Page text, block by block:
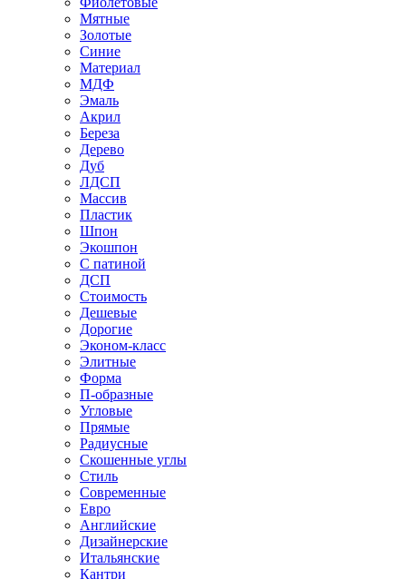
Мятные
Золотые
Синие
Материал
МДФ
Эмаль
Акрил
Береза
Дерево
Дуб
ЛДСП
Массив
Пластик
Шпон
Экошпон
С патиной
ДСП
Стоимость
Дешевые
Дорогие
Эконом-класс
Элитные
Форма
П-образные
Угловые
Прямые
Радиусные
Скошенные углы
Стиль
Современные
Евро
Английские
Дизайнерские
Итальянские
Кантри